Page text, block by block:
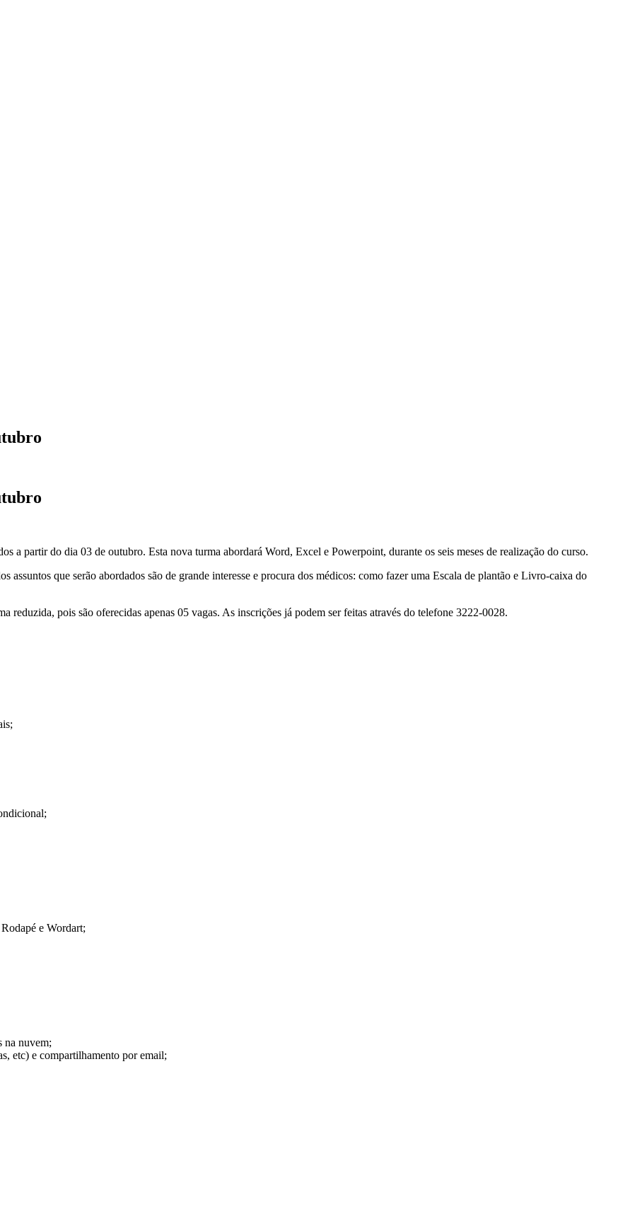
a partir do dia 03 de outubro. Esta nova turma abordará Word, Excel e Powerpoint, durante os seis meses de realização do curso.
que serão abordados são de grande interesse e procura dos médicos: como fazer uma Escala de plantão e Livro-caixa do
reduzida, pois são oferecidas apenas 05 vagas. As inscrições já podem ser feitas através do telefone 3222-0028.
e Wordart;
na nuvem;
etc) e compartilhamento por email;